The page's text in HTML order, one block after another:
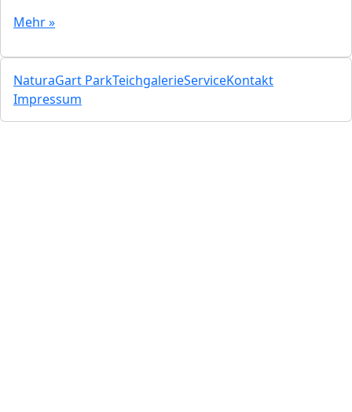
Mehr »
NaturaGart ParkTeichgalerieServiceKontakt
Impressum